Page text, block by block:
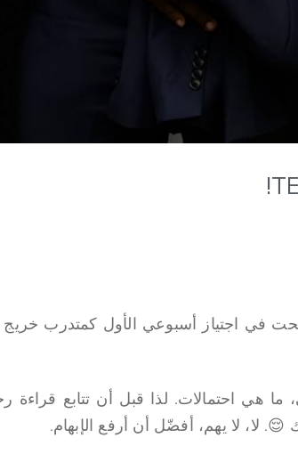
اختيار 61 فقط! أعني، ما هي احتمالات. لذا قبل أن
لا، لا يهم، أفضّل أن أرفع الإبهام.